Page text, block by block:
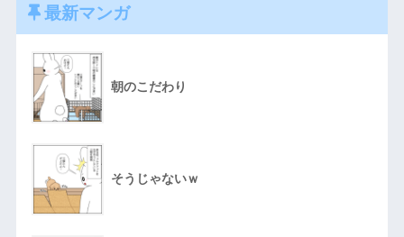
最新マンガ
朝のこだわり
そうじゃないｗ